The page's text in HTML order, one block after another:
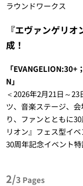
ラウンドワークス
『エヴァンゲリ
成！
「EVANGELION:30+
N」
＜2026年2月21日～
ツ、音楽ステージ、
り、ファンとともに
リオン』フェス型イ
30周年記念イベント
2/3 Pages